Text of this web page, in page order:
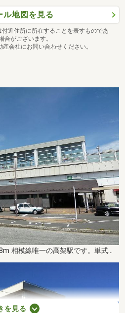
ル地図を見る
近住所に所在することを表すものであ
合がございます。
会社にお問い合わせください。
JR相模線【上溝駅】まで1138m 相模線唯一の高架駅です。単式ホーム1面1線の小さな駅ですが、バスターミナルがあり、JR横浜線相模原駅や淵野辺駅、小田急小田原線相模大野駅行などのバスが運行しています。
を見る